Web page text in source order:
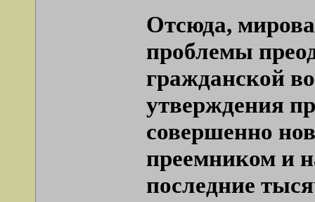
Отсюда,
проблемы
гражданской
утверждения
совершенно
преемником и
последние